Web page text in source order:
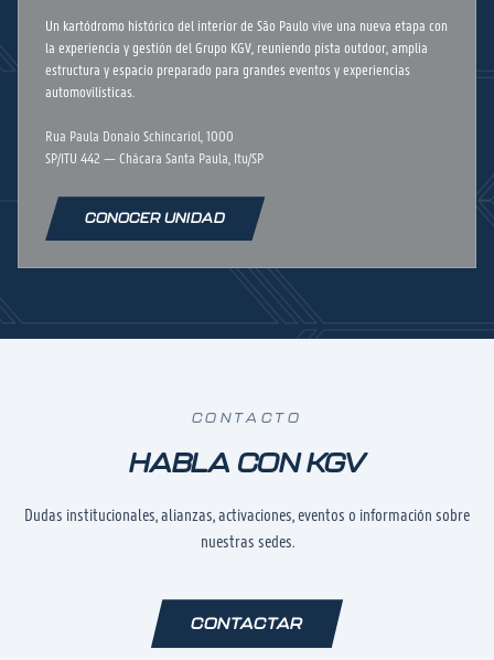
Un kartódromo histórico del interior de São Paulo vive una nueva etapa con
la experiencia y gestión del Grupo KGV, reuniendo pista outdoor, amplia
estructura y espacio preparado para grandes eventos y experiencias
automovilísticas.
Rua Paula Donaio Schincariol, 1000
SP/ITU 442 — Chácara Santa Paula, Itu/SP
CONOCER UNIDAD
CONTACTO
HABLA CON KGV
Dudas institucionales, alianzas, activaciones, eventos o información sobre
nuestras sedes.
CONTACTAR